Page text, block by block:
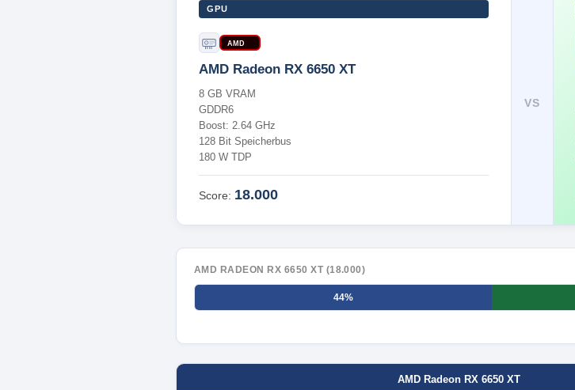
GPU
AMD
AMD Radeon RX 6650 XT
8 GB VRAM
GDDR6
Boost: 2.64 GHz
128 Bit Speicherbus
180 W TDP
Score: 18.000
VS
AMD RADEON RX 6650 XT (18.000)
44%
AMD Radeon RX 6650 XT